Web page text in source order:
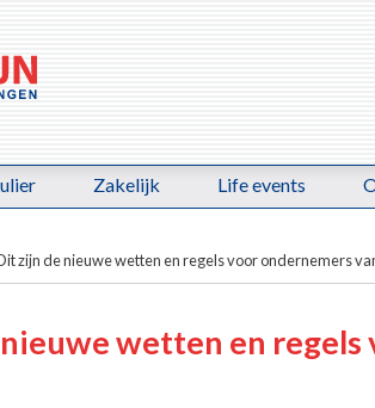
Zakelijk Life events
zijn de nieuwe wetten en regels voor ondernemers
wetten en